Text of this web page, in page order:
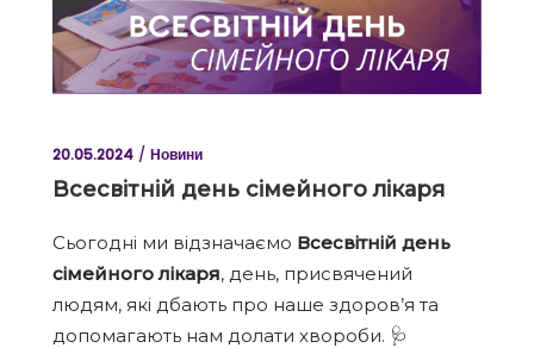
20.05.2024 Новини
Всесвітній день сімейного лікаря
Сьогодні ми відзначаємо Всесвітній день
сімейного лікаря, день, присвячений
людям, які дбають про наше здоров’я та
допомагають нам долати хвороби. 🩺